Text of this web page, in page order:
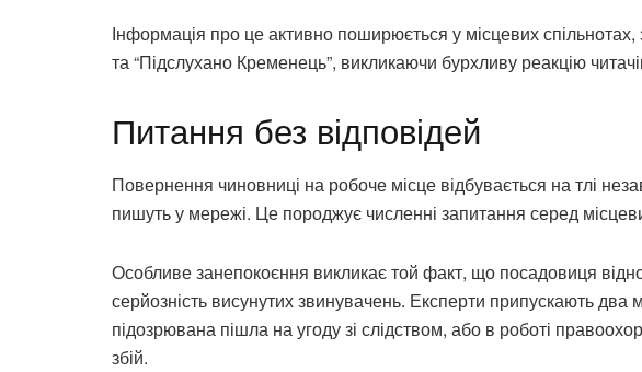
Інформація про це активно поширюється у місцевих спільнотах,
та “Підслухано Кременець”, викликаючи бурхливу реакцію
Питання без відповідей
Повернення чиновниці на робоче місце відбувається на тлі
пишуть у мережі. Це породжує численні запитання серед
Особливе занепокоєння викликає той факт, що посадовиця
серйозність висунутих звинувачень. Експерти припускають два
підозрювана пішла на угоду зі слідством, або в роботі
збій.